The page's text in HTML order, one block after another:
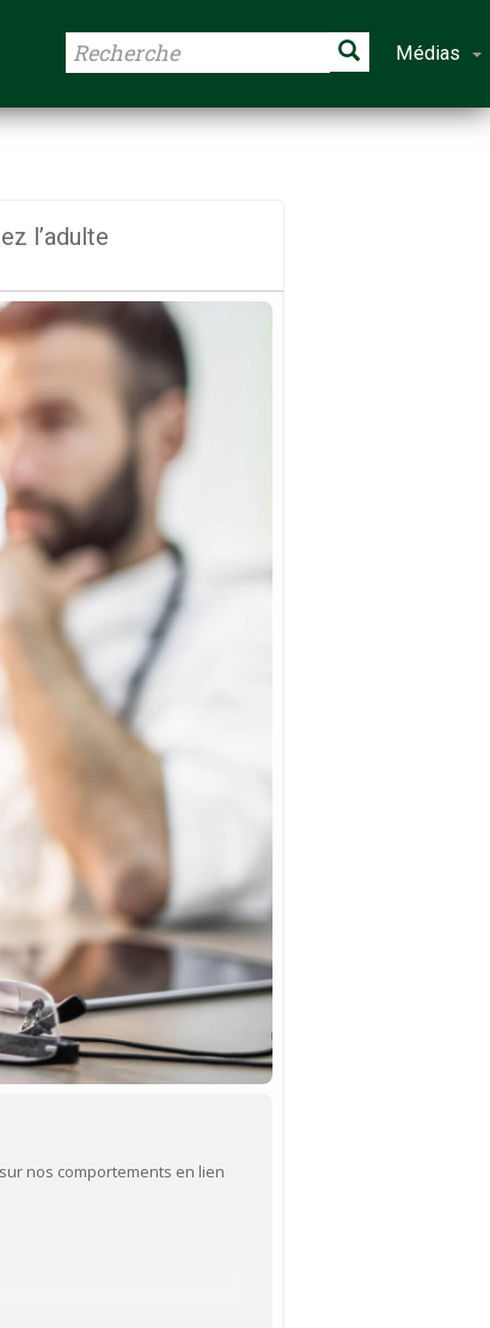
Médias
l’adulte
nos comportements en lien